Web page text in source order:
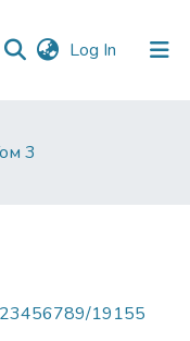
Log In (current)
3
19155